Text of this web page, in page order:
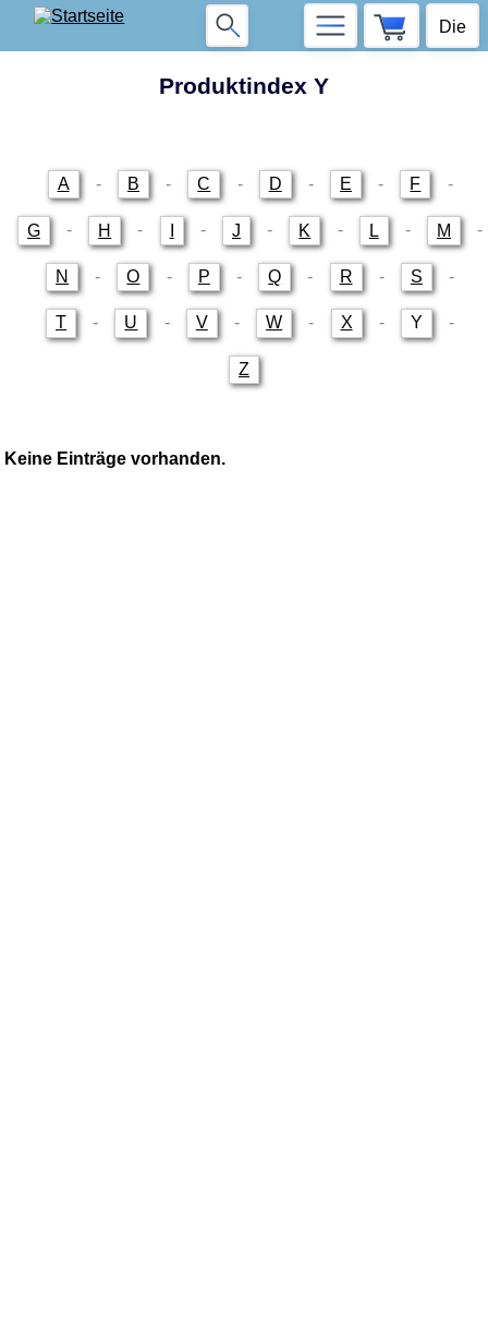
Produktindex Y
A - B - C - D - E - F -
G - H - - J - K - L - M -
N - O - P - Q - R - S -
T - U - V - W - X - Y -
Z
Keine Einträge vorhanden.